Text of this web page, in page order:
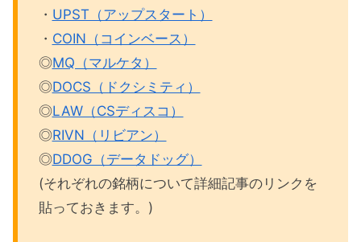
・ UPST（アップスタート）
・ COIN（コインベース）
◎MQ（マルケタ）
◎DOCS（ドクシミティ）
◎LAW（CSディスコ）
◎RIVN（リビアン）
◎DDOG（データドッグ）
(それぞれの銘柄について詳細記事のリンクを
貼っておきます。)